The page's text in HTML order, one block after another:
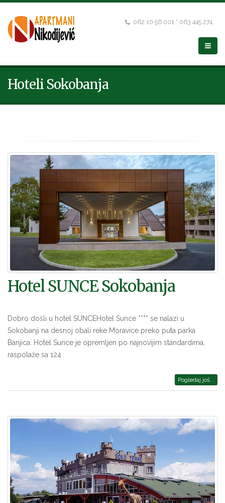
062 10 56 001 * 063 445 274
Hoteli Sokobanja
Hotel SUNCE Sokobanja
Dobro došli u hotel SUNCEHotel Sunce **** se nalazi u
Sokobanji na desnoj obali reke Moravice preko puta parka
Banjica. Hotel Sunce je opremljen po najnovijim standardima,
raspolaže sa 124
Pogledaj još...